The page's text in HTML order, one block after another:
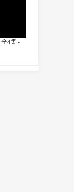
全4集 -